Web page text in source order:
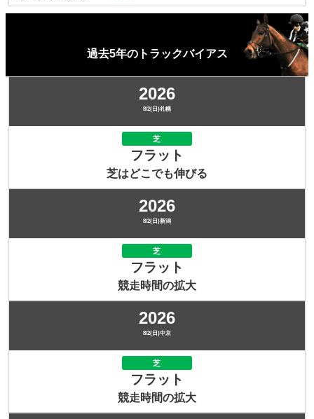
過去5年のトラックバイアス
2026
8/2(日)札幌
芝
フラット
芝はどこでも伸びる
2026
8/2(日)新潟
芝
フラット
競走時間の拡大
2026
8/2(日)中京
芝
フラット
競走時間の拡大